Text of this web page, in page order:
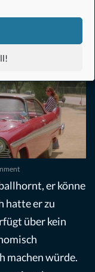
kommt.
er könne
hatte er zu
über kein
machen würde.